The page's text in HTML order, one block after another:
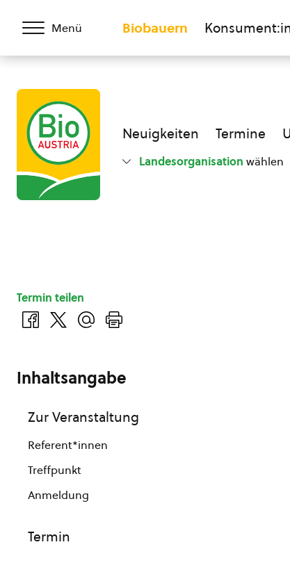
Menü Biobauern
Neuigkeiten Termine
Landesorganisation wählen
Termin teilen
Inhaltsangabe
Zur Veranstaltung
Referent*innen
Treffpunkt
Anmeldung
Termin